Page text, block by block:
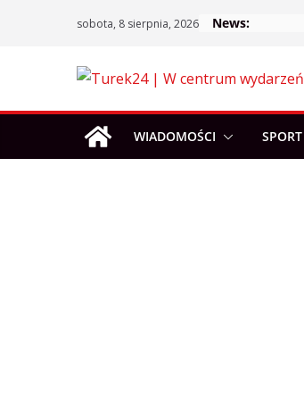
sobota, 8 sierpnia, 2026 News:
WIADOMOŚCI SPORT